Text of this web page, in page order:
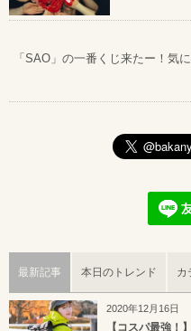
「SAO」の一番くじ来たー！気
最新記事 本日のトレンド カ
2020年12月16日
【コスパ最強！